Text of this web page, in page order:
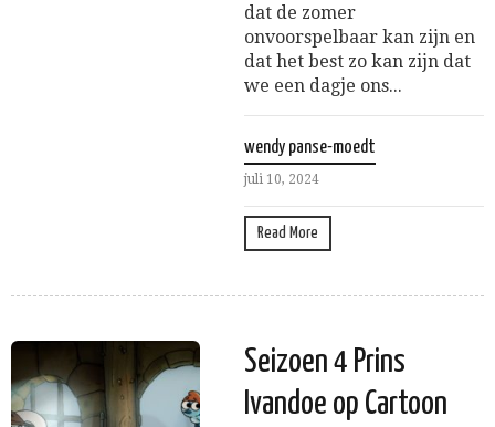
dat de zomer
onvoorspelbaar kan zijn en
dat het best zo kan zijn dat
we een dagje ons...
wendy panse-moedt
juli 10, 2024
Read More
Seizoen 4 Prins
Ivandoe op Cartoon